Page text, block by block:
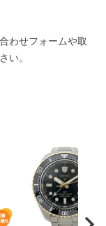
わせフォームや取
い。